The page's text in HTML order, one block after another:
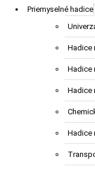
Priemyselné hadice
Hadice
Hadice
Hadice
Hadice